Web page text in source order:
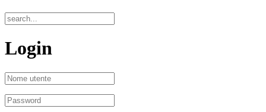
Login